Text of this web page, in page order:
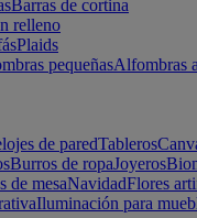
Barras de cortina
relleno
Plaids
pequeñasAlfombras
de paredTableros
Burros de ropaJoyeros
de mesaNavidadFlores
Iluminación para